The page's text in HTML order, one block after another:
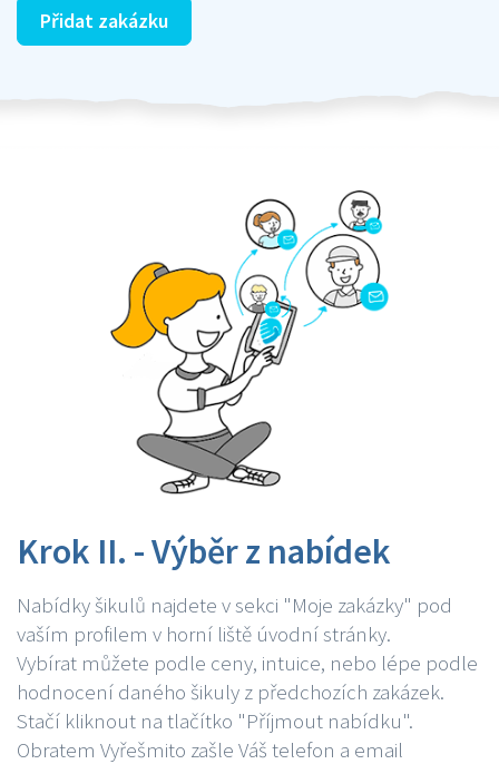
Přidat zakázku
Krok II. - Výběr z nabídek
Nabídky šikulů najdete v sekci "Moje zakázky" pod
vaším profilem v horní liště úvodní stránky.
Vybírat můžete podle ceny, intuice, nebo lépe podle
hodnocení daného šikuly z předchozích zakázek.
Stačí kliknout na tlačítko "Příjmout nabídku".
Obratem Vyřešmito zašle Váš telefon a email